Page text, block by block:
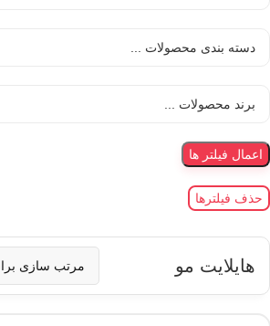
اعمال فیلتر ها
حذف فیلترها
هایلایت مو